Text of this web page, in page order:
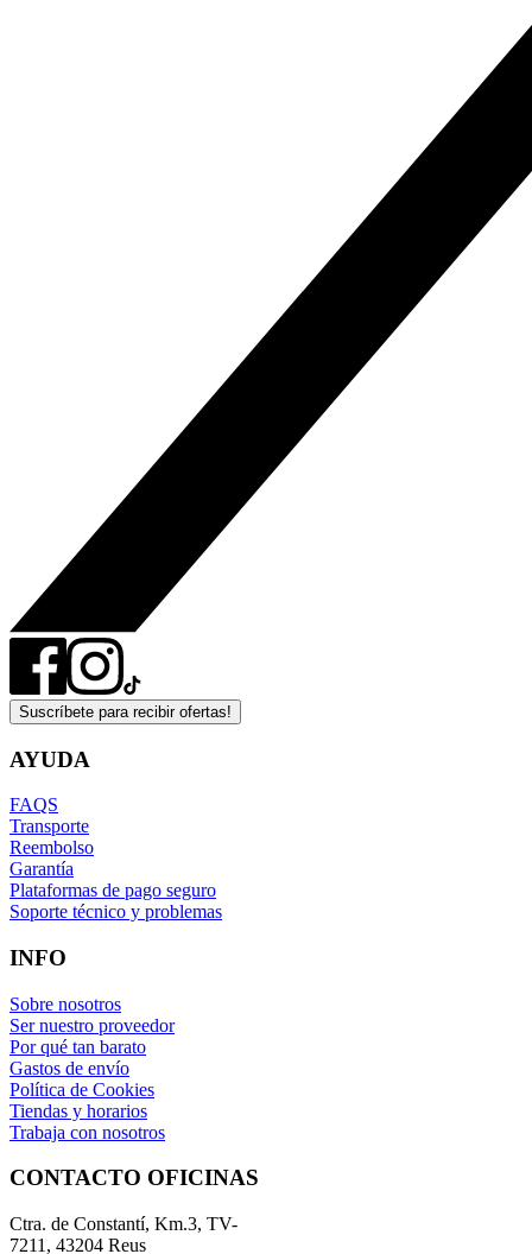
Suscríbete para recibir ofertas!
AYUDA
FAQS
Transporte
Reembolso
Garantía
Plataformas de pago seguro
Soporte técnico y problemas
INFO
Sobre nosotros
Ser nuestro proveedor
Por qué tan barato
Gastos de envío
Política de Cookies
Tiendas y horarios
Trabaja con nosotros
CONTACTO OFICINAS
Ctra. de Constantí, Km.3, TV-
7211, 43204 Reus